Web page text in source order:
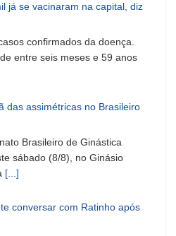
já se vacinaram na capital, diz
confirmados da doença.
entre seis meses e 59 anos
das assimétricas no Brasileiro
Brasileiro de Ginástica
sábado (8/8), no Ginásio
[...]
conversar com Ratinho após